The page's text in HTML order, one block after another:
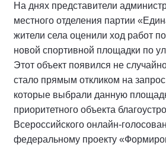
На днях представители
местного отделения партии
жители села оценили ход работ
новой спортивной площадки по
Этот объект появился не
стало прямым откликом на
которые выбрали данную
приоритетного объекта
Всероссийского онлайн-
федеральному проекту